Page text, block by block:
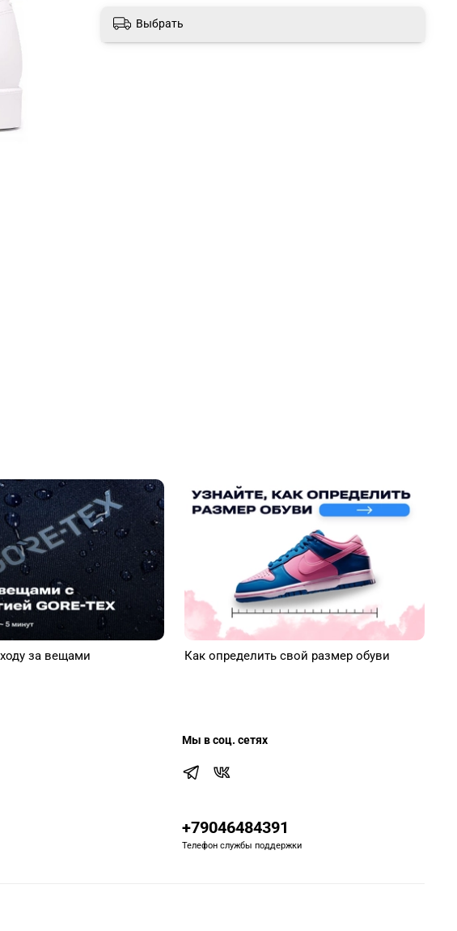
Выбрать
за вещами Как определить свой размер обуви
Мы в соц. сетях
+79046484391
Телефон службы поддержки